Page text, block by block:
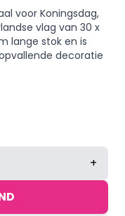
voor Koningsdag,
vlag van 30 x
lange stok en is
decoratie
+